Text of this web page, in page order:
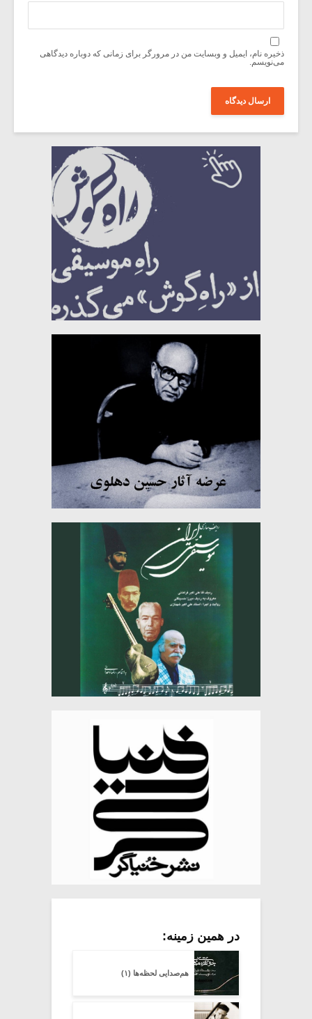
ذخیره نام، ایمیل و وبسایت من در مرورگر برای زمانی که دوباره دیدگاهی
می‌نویسم.
در همین زمینه:
هم‌صدایی لحظه‌ها (۱)